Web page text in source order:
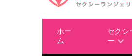
ホー
ム
セクシ
ー